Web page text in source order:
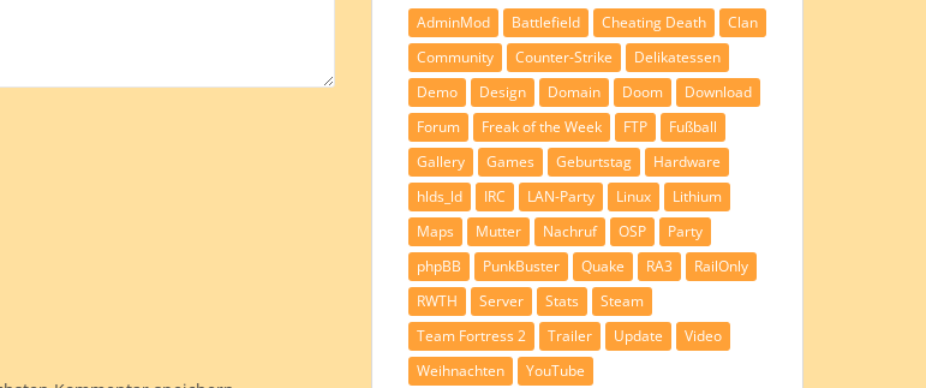
AdminMod Battlefield Cheating Death
Clan
Community
Counter-Strike
Delikatessen
Demo
Design Domain Doom
Download
Forum
Freak of the Week FTP
Fußball
Gallery
Games Geburtstag
Hardware
hlds_ld
IRC LAN-Party Linux
Lithium
Maps
Mutter Nachruf OSP
Party
phpBB
PunkBuster Quake RA3
RailOnly
RWTH
Server Stats
Steam
Team Fortress 2
Trailer Update
Video
Weihnachten
YouTube